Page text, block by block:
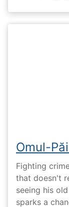
Omul-
Fighting
that doesn't
seeing his
sparks a